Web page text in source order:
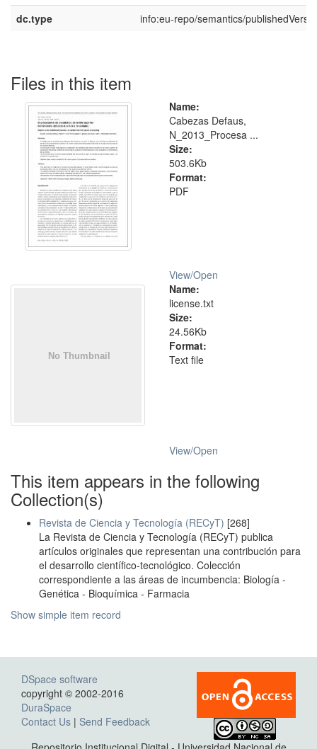
dc.type
info:eu-repo/semantics/
Files in this item
Name:
Cabezas Defaus,
N_2013_Procesa ...
Size:
503.6Kb
Format:
PDF
View/Open
Name:
license.txt
Size:
24.56Kb
Format:
Text file
View/Open
This item appears in the following
Collection(s)
Revista de Ciencia y Tecnología (RECyT) [268]
La Revista de Ciencia y Tecnología (RECyT) publica
artículos originales que representan una contribución para
el desarrollo científico-tecnológico. Colección
correspondiente a las áreas de incumbencia: Biología -
Genética - Bioquímica - Farmacia
Show simple item record
DSpace software
copyright © 2002-2016
DuraSpace
Contact Us | Send Feedback